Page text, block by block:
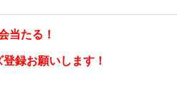
当たる！
録お願いします！